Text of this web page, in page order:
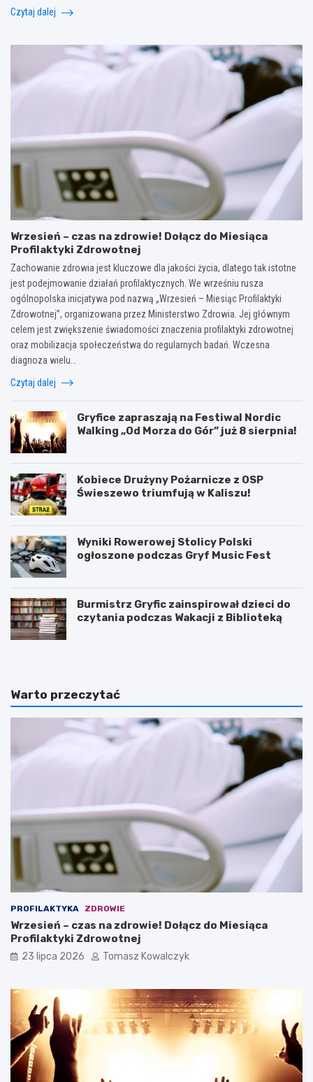
Czytaj dalej
Wrzesień – czas na zdrowie! Dołącz do Miesiąca
Profilaktyki Zdrowotnej
Zachowanie zdrowia jest kluczowe dla jakości życia, dlatego tak istotne
jest podejmowanie działań profilaktycznych. We wrześniu rusza
ogólnopolska inicjatywa pod nazwą „Wrzesień – Miesiąc Profilaktyki
Zdrowotnej”, organizowana przez Ministerstwo Zdrowia. Jej głównym
celem jest zwiększenie świadomości znaczenia profilaktyki zdrowotnej
oraz mobilizacja społeczeństwa do regularnych badań. Wczesna
diagnoza wielu…
Czytaj dalej
Gryfice zapraszają na Festiwal Nordic
Walking „Od Morza do Gór” już 8 sierpnia!
Kobiece Drużyny Pożarnicze z OSP
Świeszewo triumfują w Kaliszu!
Wyniki Rowerowej Stolicy Polski
ogłoszone podczas Gryf Music Fest
Burmistrz Gryfic zainspirował dzieci do
czytania podczas Wakacji z Biblioteką
Warto przeczytać
PROFILAKTYKA ZDROWIE
Wrzesień – czas na zdrowie! Dołącz do Miesiąca
Profilaktyki Zdrowotnej
23 lipca 2026 Tomasz Kowalczyk